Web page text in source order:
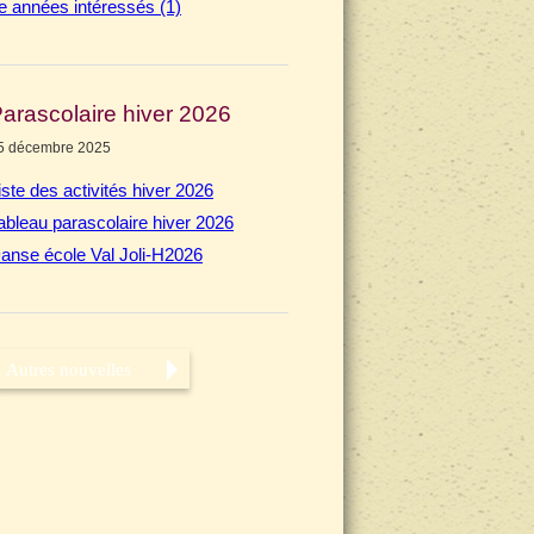
années intéressés (1)
hiver 2026
décembre 2025
des activités hiver 2026
parascolaire hiver 2026
école Val Joli-H2026
Autres nouvelles